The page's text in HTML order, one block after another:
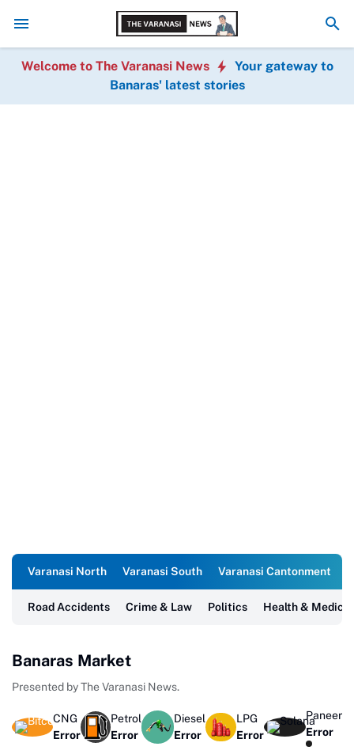
पद, प्रतिभा की बलि"— जावेद अख्तर, आपका वाराणसी क्रिकेट एसोसिएशन से विदाई का
Welcome to The Varanasi News
Your gateway to
Banaras' latest stories
Varanasi North Varanasi South Varanasi Cantonment
Road Accidents Crime & Law Politics Health & Medical
Banaras Market
Presented by The Varanasi News.
CNG
Error
Petrol
Error
Diesel
Error
LPG
Error
Paneer
Error